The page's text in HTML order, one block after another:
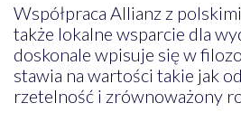
Współpraca Allianz z
także lokalne wsparcie dla
doskonale wpisuje się w
stawia na wartości takie jak
rzetelność i zrównoważony